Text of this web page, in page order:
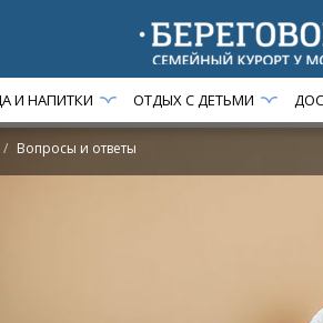
И НАПИТКИ ОТДЫХ С ДЕТЬМИ
Вопросы и ответы